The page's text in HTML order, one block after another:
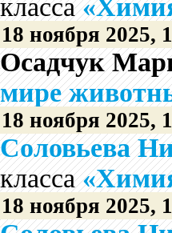
класса
18 ноября 2025,
Осадчук
мире
18 ноября 2025,
Соловьева
класса
18 ноября 2025,